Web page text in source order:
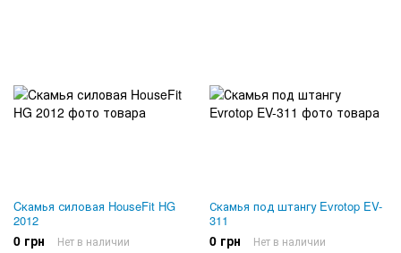
Cкамья силовая HouseFit HG
2012
0 грн Нет в наличии
Скамья под штангу Evrotop EV-
311
0 грн Нет в наличии